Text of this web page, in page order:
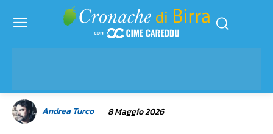
Andrea Turco 8 Maggio 2026